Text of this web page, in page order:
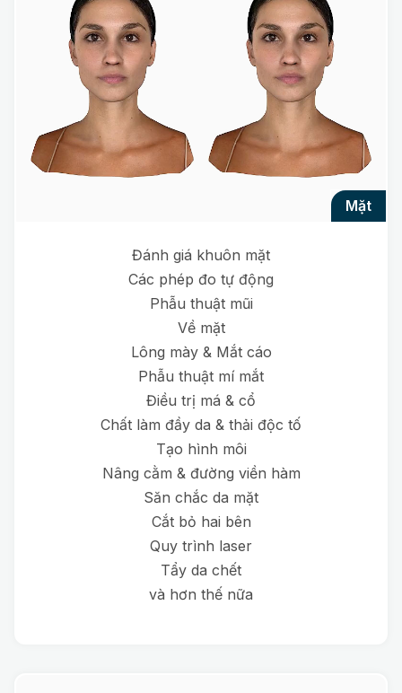
mặt
Đánh giá khuôn mặt
Các phép đo tự động
Phẫu thuật mũi
Về mặt
Lông mày & Mắt cáo
Phẫu thuật mí mắt
Điều trị má & cổ
Chất làm đầy da & thải độc tố
Tạo hình môi
Nâng cằm & đường viền hàm
Săn chắc da mặt
Cắt bỏ hai bên
Quy trình laser
Tẩy da chết
và hơn thế nữa